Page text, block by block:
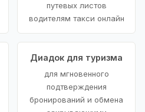
путевых листов
водителям такси онлайн
Диадок для туризма
для мгновенного
подтверждения
бронирований и обмена